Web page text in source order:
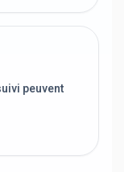
peuvent